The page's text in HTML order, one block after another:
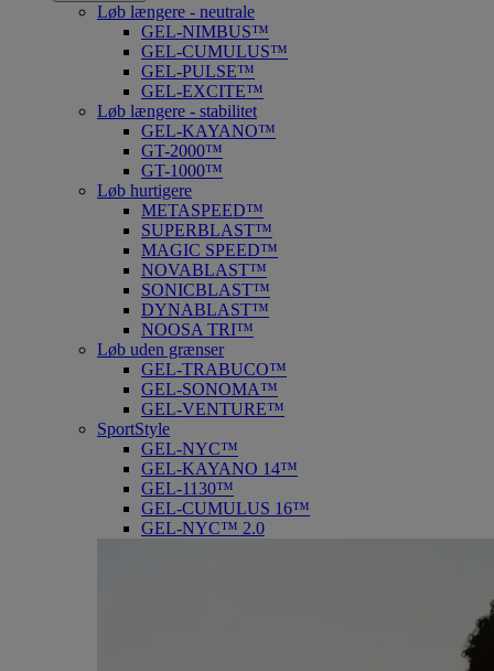
Løb længere - neutrale
GEL-NIMBUS™
GEL-CUMULUS™
GEL-PULSE™
GEL-EXCITE™
Løb længere - stabilitet
GEL-KAYANO™
GT-2000™
GT-1000™
Løb hurtigere
METASPEED™
SUPERBLAST™
MAGIC SPEED™
NOVABLAST™
SONICBLAST™
DYNABLAST™
NOOSA TRI™
Løb uden grænser
GEL-TRABUCO™
GEL-SONOMA™
GEL-VENTURE™
SportStyle
GEL-NYC™
GEL-KAYANO 14™
GEL-1130™
GEL-CUMULUS 16™
GEL-NYC™ 2.0